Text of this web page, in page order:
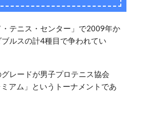
テニス・センター」で2009年か
ルスの計4種目で争われてい
レードが男子プロテニス協会
アム」というトーナメントであ